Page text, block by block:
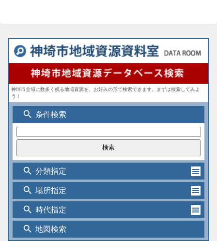
神埼市全域に数多く残る地域資源を、お好みの形で検索できます。まずは検索してみよ
う！
search 条件検索
search 分類指定
search 場所指定
search 時代指定
search 地図検索